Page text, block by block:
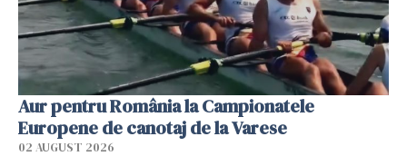
Aur pentru România la Campionatele
Europene de canotaj de la Varese
02 AUGUST 2026